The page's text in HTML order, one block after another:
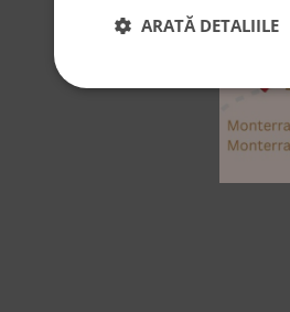
ARATĂ DETALIILE